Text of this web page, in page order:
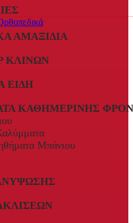
ΑΜΑΞΊΔΙΑ
ΚΛΙΝΏΝ
ΕΊΔΗ
ΚΑΘΗΜΕΡΙΝΉΣ
Μπάνιου